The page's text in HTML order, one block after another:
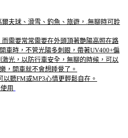
夫球、滑雪、釣魚、旅遊，.無聊時可聆
需要常常需要在外頭頂著艷陽高照在路
車時，不管光陽多刺眼，帶著UV400+偏
光，以防行車安全，無聊的時候，可以
，開車就不會想睡覺了。
聽FM或MP3心情更輕鬆自在。
用